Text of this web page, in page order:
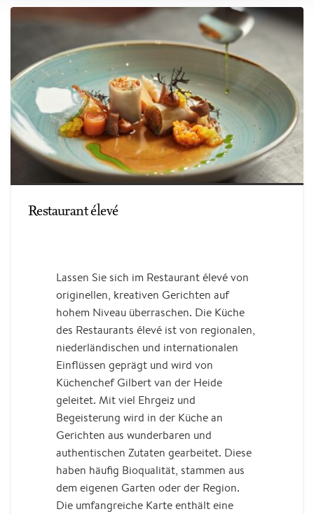
Restaurant élevé
Lassen Sie sich im Restaurant élevé von
originellen, kreativen Gerichten auf
hohem Niveau überraschen. Die Küche
des Restaurants élevé ist von regionalen,
niederländischen und internationalen
Einflüssen geprägt und wird von
Küchenchef Gilbert van der Heide
geleitet. Mit viel Ehrgeiz und
Begeisterung wird in der Küche an
Gerichten aus wunderbaren und
authentischen Zutaten gearbeitet. Diese
haben häufig Bioqualität, stammen aus
dem eigenen Garten oder der Region.
Die umfangreiche Karte enthält eine